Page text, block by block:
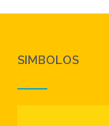
SIMBOLOS